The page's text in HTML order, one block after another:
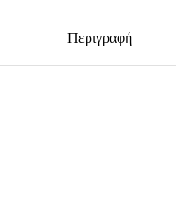
Περιγραφή